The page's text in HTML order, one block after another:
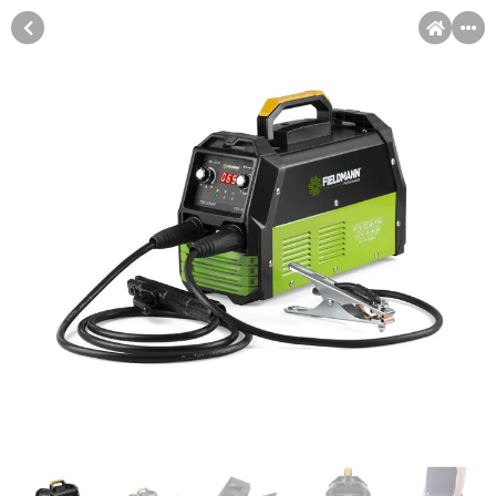
Račun
Pomoć pri kupovini
Kupovina na rate